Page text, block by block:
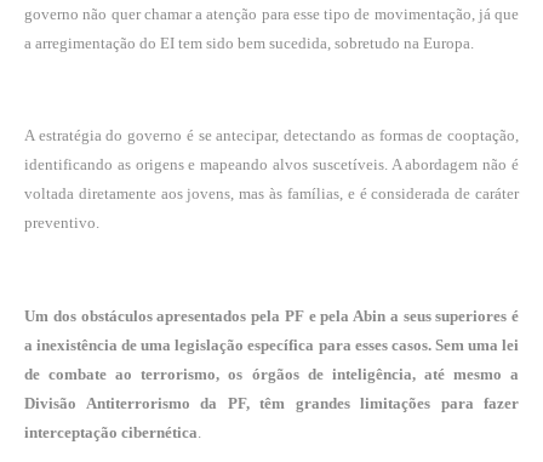
governo não quer chamar a atenção para esse tipo de movimentação, já que
a arregimentação do EI tem sido bem sucedida, sobretudo na Europa.
A estratégia do governo é se antecipar, detectando as formas de cooptação,
identificando as origens e mapeando alvos suscetíveis. A abordagem não é
voltada diretamente aos jovens, mas às famílias, e é considerada de caráter
preventivo.
Um dos obstáculos apresentados pela PF e pela Abin a seus superiores é
a inexistência de uma legislação específica para esses casos. Sem uma lei
de combate ao terrorismo, os órgãos de inteligência, até mesmo a
Divisão Antiterrorismo da PF, têm grandes limitações para fazer
interceptação cibernética.